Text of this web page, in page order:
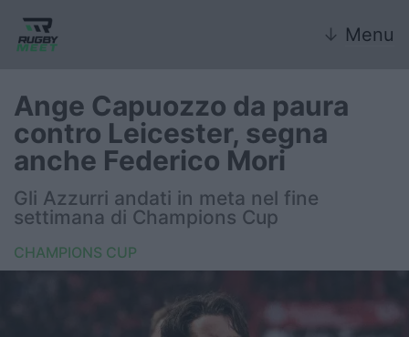
↓ Menu
Nazionale
Nazionali giovanili
FIR
Ange Capuozzo da paura
contro Leicester, segna
anche Federico Mori
Gli Azzurri andati in meta nel fine
settimana di Champions Cup
CHAMPIONS CUP